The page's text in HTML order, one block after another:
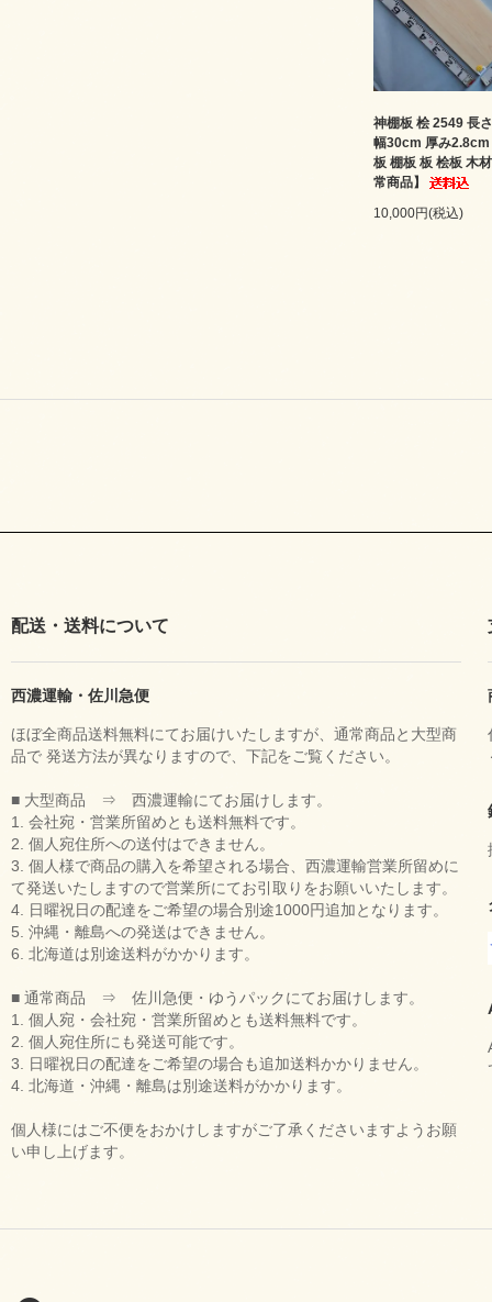
神棚板 桧 2549 長
幅30cm 厚み2.8cm
板 棚板 板 桧板 木
常商品】
10,000円(税込)
配送・送料について
西濃運輸・佐川急便
ほぼ全商品送料無料にてお届けいたしますが、通常商品と大型商
品で 発送方法が異なりますので、下記をご覧ください。
■ 大型商品 ⇒ 西濃運輸にてお届けします。
1. 会社宛・営業所留めとも送料無料です。
2. 個人宛住所への送付はできません。
3. 個人様で商品の購入を希望される場合、西濃運輸営業所留めに
て発送いたしますので営業所にてお引取りをお願いいたします。
4. 日曜祝日の配達をご希望の場合別途1000円追加となります。
5. 沖縄・離島への発送はできません。
6. 北海道は別途送料がかかります。
■ 通常商品 ⇒ 佐川急便・ゆうパックにてお届けします。
1. 個人宛・会社宛・営業所留めとも送料無料です。
2. 個人宛住所にも発送可能です。
3. 日曜祝日の配達をご希望の場合も追加送料かかりません。
4. 北海道・沖縄・離島は別途送料がかかります。
個人様にはご不便をおかけしますがご了承くださいますようお願
い申し上げます。